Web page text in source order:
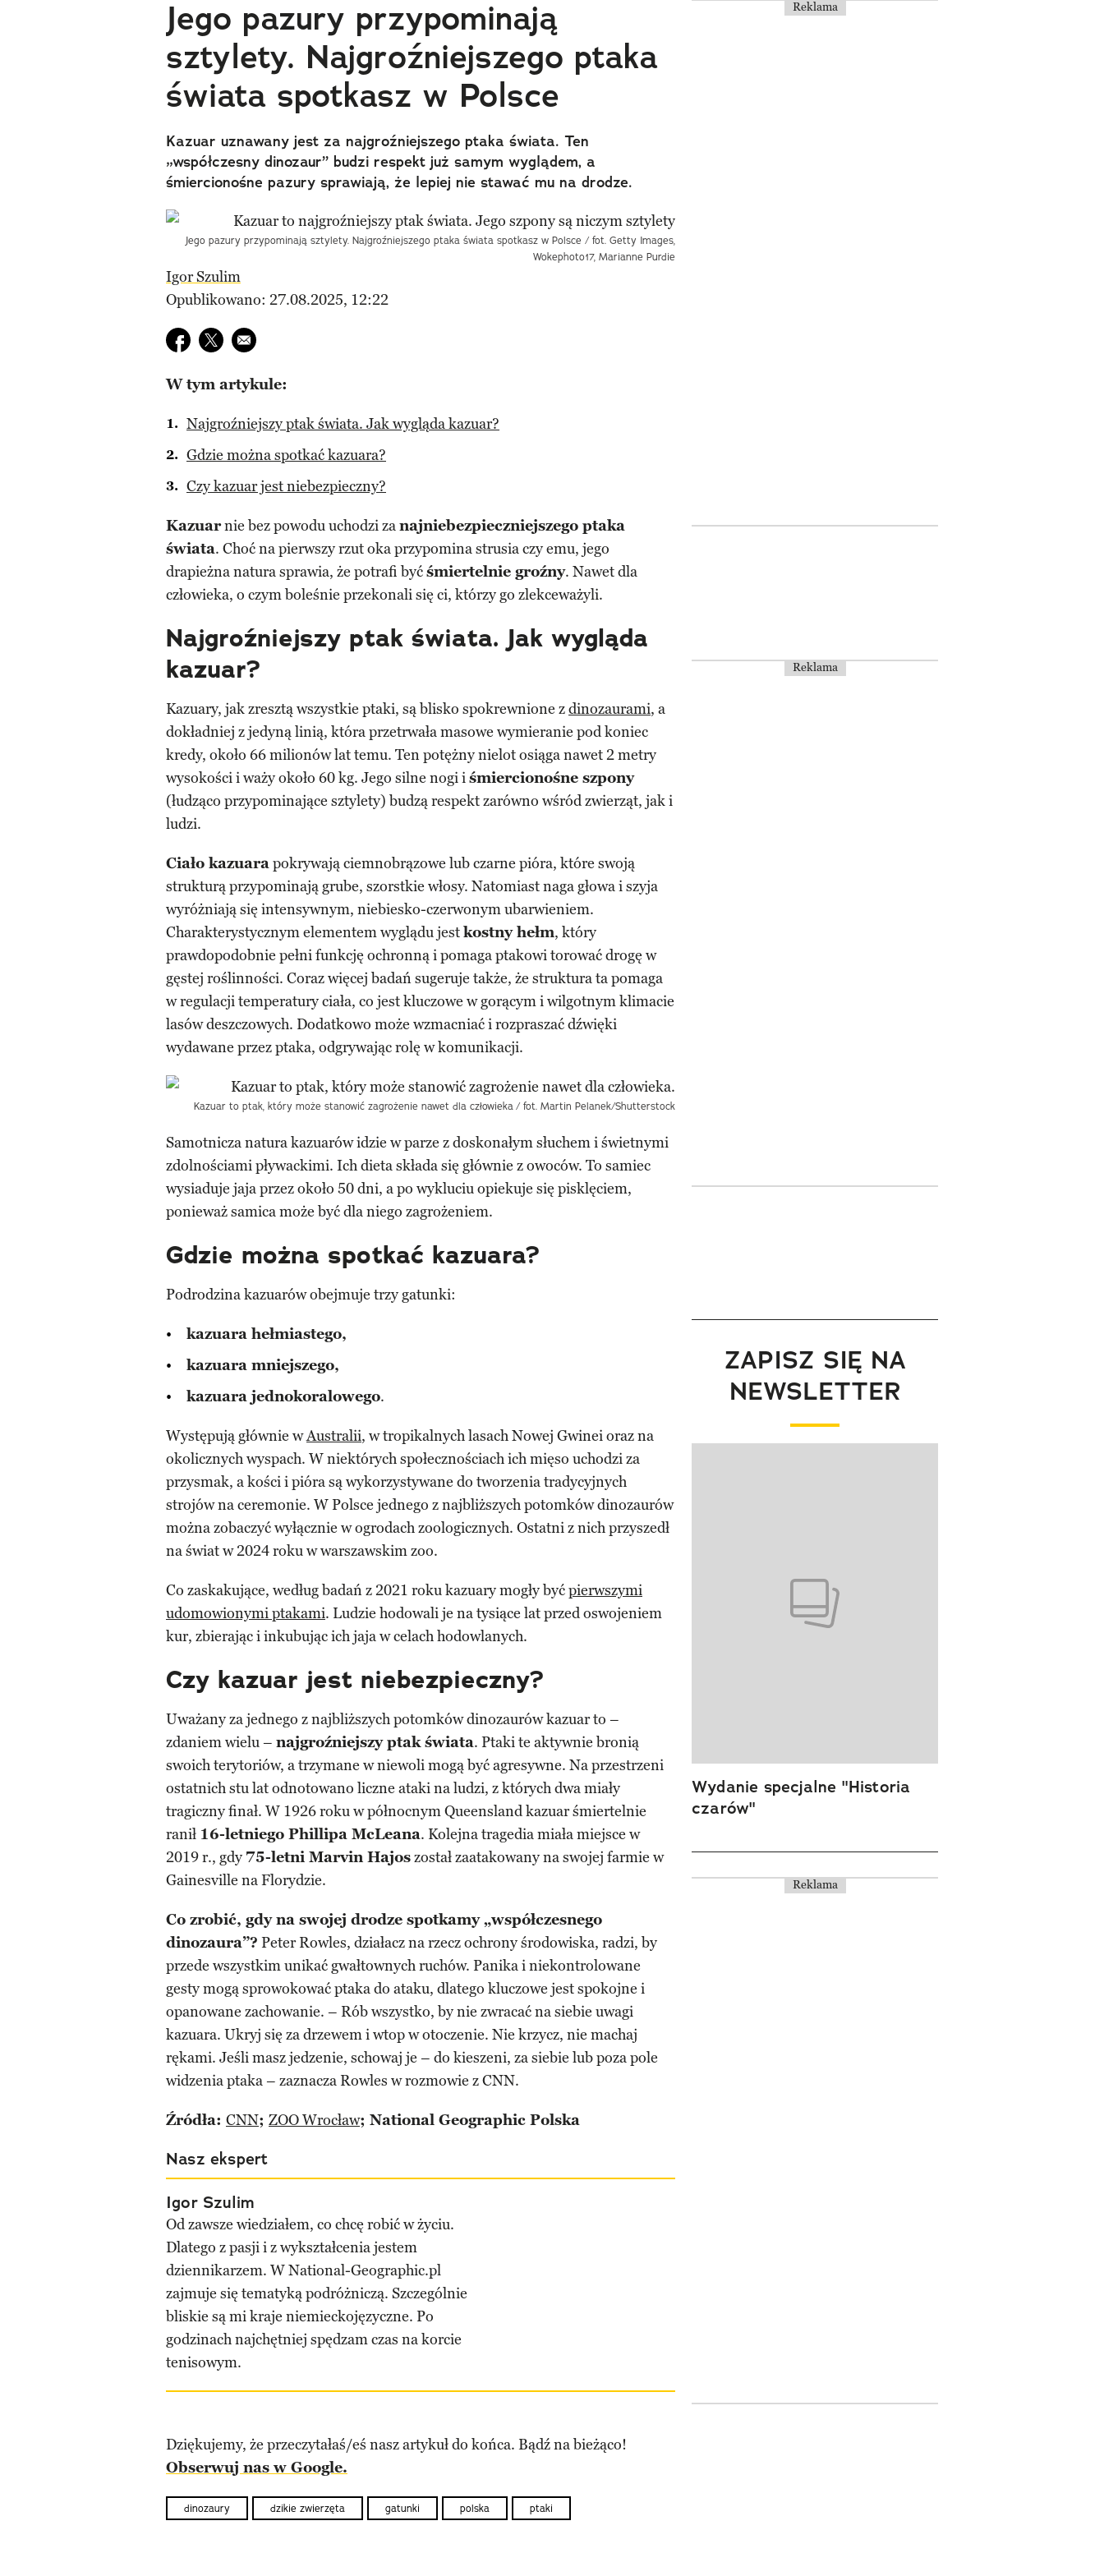
Jego pazury przypominają
sztylety. Najgroźniejszego ptaka
świata spotkasz w Polsce
Kazuar uznawany jest za najgroźniejszego ptaka świata. Ten
„współczesny dinozaur” budzi respekt już samym wyglądem, a
śmiercionośne pazury sprawiają, że lepiej nie stawać mu na drodze.
Jego pazury przypominają sztylety. Najgroźniejszego ptaka świata spotkasz w Polsce / fot. Getty Images,
Wokephoto17, Marianne Purdie
Igor Szulim
Opublikowano: 27.08.2025, 12:22
Udostępnij na facebook
Udostępnij na twitter
E-mail do przyjaciela
W tym artykule:
Najgroźniejszy ptak świata. Jak wygląda kazuar?
Gdzie można spotkać kazuara?
Czy kazuar jest niebezpieczny?
Kazuarnie bez powodu uchodzi zanajniebezpieczniejszego ptaka
świata. Choć na pierwszy rzut oka przypomina strusia czy emu, jego
drapieżna natura sprawia, że potrafi byćśmiertelnie groźny. Nawet dla
człowieka, o czym boleśnie przekonali się ci, którzy go zlekceważyli.
Najgroźniejszy ptak świata. Jak wygląda
kazuar?
Kazuary, jak zresztą wszystkie ptaki, są blisko spokrewnione zdinozaurami, a
dokładniej z jedyną linią, która przetrwała masowe wymieranie pod koniec
kredy, około 66 milionów lat temu. Ten potężny nielot osiąga nawet 2 metry
wysokości i waży około 60 kg. Jego silne nogi iśmiercionośne szpony
(łudząco przypominające sztylety) budzą respekt zarówno wśród zwierząt, jak i
ludzi.
Ciało kazuarapokrywają ciemnobrązowe lub czarne pióra, które swoją
strukturą przypominają grube, szorstkie włosy. Natomiast naga głowa i szyja
wyróżniają się intensywnym, niebiesko-czerwonym ubarwieniem.
Charakterystycznym elementem wyglądu jestkostny hełm, który
prawdopodobnie pełni funkcję ochronną i pomaga ptakowi torować drogę w
gęstej roślinności. Coraz więcej badań sugeruje także, że struktura ta pomaga
w regulacji temperatury ciała, co jest kluczowe w gorącym i wilgotnym klimacie
lasów deszczowych. Dodatkowo może wzmacniać i rozpraszać dźwięki
wydawane przez ptaka, odgrywając rolę w komunikacji.
Kazuar to ptak, który może stanowić zagrożenie nawet dla człowieka / fot. Martin Pelanek/Shutterstock
Samotnicza natura kazuarów idzie w parze z doskonałym słuchem i świetnymi
zdolnościami pływackimi. Ich dieta składa się głównie z owoców. To samiec
wysiaduje jaja przez około 50 dni, a po wykluciu opiekuje się pisklęciem,
ponieważ samica może być dla niego zagrożeniem.
Gdzie można spotkać kazuara?
Podrodzina kazuarów obejmuje trzy gatunki:
kazuara hełmiastego,
kazuara mniejszego,
kazuara jednokoralowego.
Występują głównie wAustralii, w tropikalnych lasach Nowej Gwinei oraz na
okolicznych wyspach. W niektórych społecznościach ich mięso uchodzi za
przysmak, a kości i pióra są wykorzystywane do tworzenia tradycyjnych
strojów na ceremonie. W Polsce jednego z najbliższych potomków dinozaurów
można zobaczyć wyłącznie w ogrodach zoologicznych. Ostatni z nich przyszedł
na świat w 2024 roku w warszawskim zoo.
Co zaskakujące, według badań z 2021 roku kazuary mogły byćpierwszymi
udomowionymi ptakami. Ludzie hodowali je na tysiące lat przed oswojeniem
kur, zbierając i inkubując ich jaja w celach hodowlanych.
Czy kazuar jest niebezpieczny?
Uważany za jednego z najbliższych potomków dinozaurów kazuar to –
zdaniem wielu – najgroźniejszy ptak świata. Ptaki te aktywnie bronią
swoich terytoriów, a trzymane w niewoli mogą być agresywne. Na przestrzeni
ostatnich stu lat odnotowano liczne ataki na ludzi, z których dwa miały
tragiczny finał. W 1926 roku w północnym Queensland kazuar śmiertelnie
ranił 16-letniego Phillipa McLeana. Kolejna tragedia miała miejsce w
2019 r., gdy 75-letni Marvin Hajoszostał zaatakowany na swojej farmie w
Gainesville na Florydzie.
Co zrobić, gdy na swojej drodze spotkamy „współczesnego
dinozaura”? Peter Rowles, działacz na rzecz ochrony środowiska, radzi, by
przede wszystkim unikać gwałtownych ruchów. Panika i niekontrolowane
gesty mogą sprowokować ptaka do ataku, dlatego kluczowe jest spokojne i
opanowane zachowanie. – Rób wszystko, by nie zwracać na siebie uwagi
kazuara. Ukryj się za drzewem i wtop w otoczenie. Nie krzycz, nie machaj
rękami. Jeśli masz jedzenie, schowaj je – do kieszeni, za siebie lub poza pole
widzenia ptaka – zaznacza Rowles w rozmowie z CNN.
Źródła: CNN; ZOO Wrocław; National Geographic Polska
Nasz ekspert
Igor Szulim
Od zawsze wiedziałem, co chcę robić w życiu.
Dlatego z pasji i z wykształcenia jestem
dziennikarzem. W National-Geographic.pl
zajmuje się tematyką podróżniczą. Szczególnie
bliskie są mi kraje niemieckojęzyczne. Po
godzinach najchętniej spędzam czas na korcie
tenisowym.
Dziękujemy, że przeczytałaś/eś nasz artykuł do końca. Bądź na bieżąco!
Obserwuj nas w Google.
dinozaury dzikie zwierzęta gatunki polska ptaki
Reklama
Reklama
ZAPISZ SIĘ NA
NEWSLETTER
Wydanie specjalne "Historia
czarów"
Reklama